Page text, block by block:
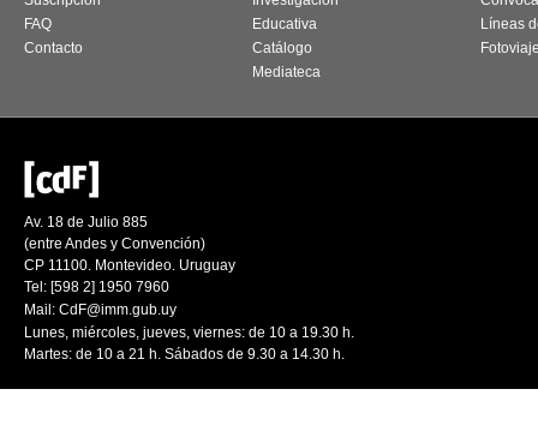
FAQ
Contacto
Educativa
Catálogo
Mediateca
Líneas
Av. 18 de Julio 885
(entre Andes y Convención)
CP 11100. Montevideo. Uruguay
Tel: [598 2] 1950 7960
Mail: CdF@imm.gub.uy
Lunes, miércoles, jueves, viernes: de 10 a 19.30 h.
Martes: de 10 a 21 h. Sábados de 9.30 a 14.30 h.